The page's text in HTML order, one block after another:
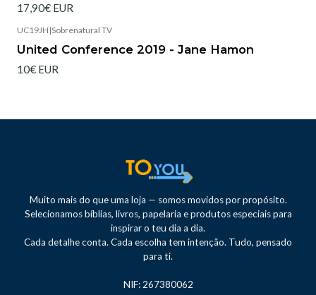
17,90€ EUR
UC19JH |Sobrenatural TV
United Conference 2019 - Jane Hamon
10€ EUR
Muito mais do que uma loja — somos movidos por propósito.
Selecionamos bíblias, livros, papelaria e produtos especiais para
inspirar o teu dia a dia.
Cada detalhe conta. Cada escolha tem intenção. Tudo, pensado
para ti.
NIF: 267380062